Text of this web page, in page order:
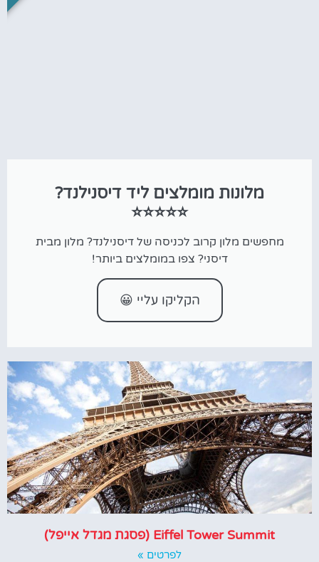
מלונות מומלצים ליד דיסנילנד?
⭐⭐⭐⭐⭐
מחפשים מלון קרוב לכניסה של דיסנילנד? מלון מבית
דיסני? צפו במומלצים ביותר!
הקליקו עליי 😀
Eiffel Tower Summit (פסגת מגדל אייפל)
לפרטים »